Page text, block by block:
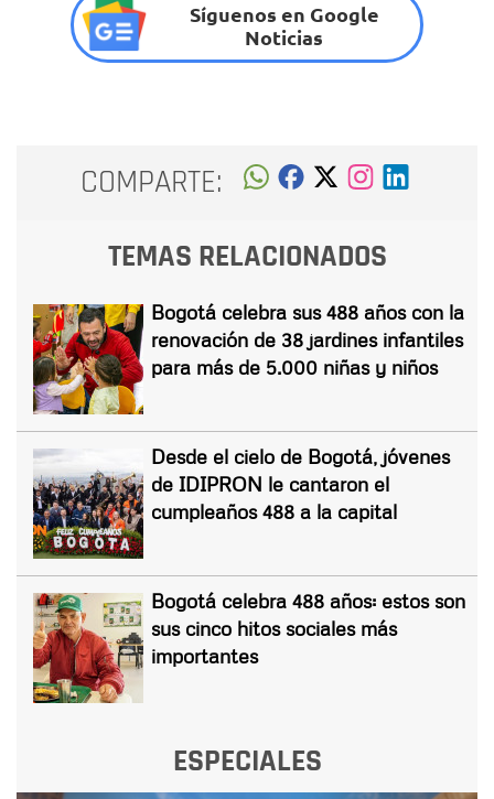
Síguenos en Google
Noticias
COMPARTE:
TEMAS RELACIONADOS
Bogotá celebra sus 488 años con la
renovación de 38 jardines infantiles
para más de 5.000 niñas y niños
Desde el cielo de Bogotá, jóvenes
de IDIPRON le cantaron el
cumpleaños 488 a la capital
Bogotá celebra 488 años: estos son
sus cinco hitos sociales más
importantes
ESPECIALES